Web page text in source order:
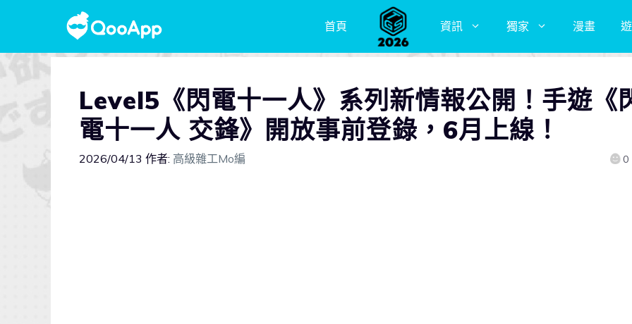
首頁 資訊 獨家 漫畫
Level5《閃電十一人》系列新情報公開！手遊《
電十一人 交鋒》開放事前登錄，6月上線！
2026/04/13 作者: 高級雜工Mo編 0